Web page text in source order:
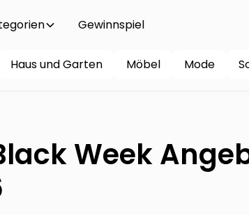
Gewinnspiel
Haus und Garten Möbel Mode
Week